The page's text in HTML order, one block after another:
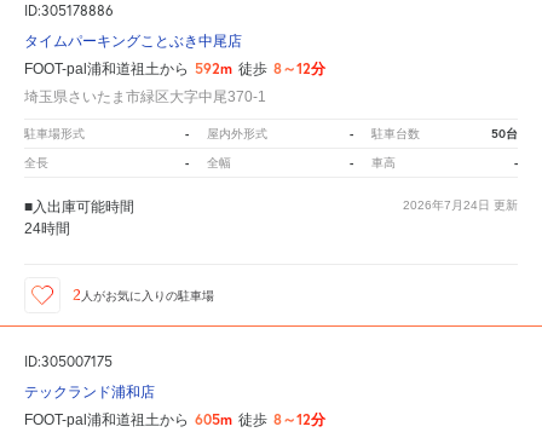
ID:305178886
タイムパーキングことぶき中尾店
FOOT-pal浦和道祖土から 592m 徒歩 8～12分
埼玉県さいたま市緑区大字中尾370-1
駐車場形式 - 屋内外形式 - 駐車台数 50台
全長 - 全幅 - 車高 -
2026年7月24日 更新
■入出庫可能時間
24時間
2 人がお気に入りの駐車場
ID:305007175
テックランド浦和店
FOOT-pal浦和道祖土から 605m 徒歩 8～12分